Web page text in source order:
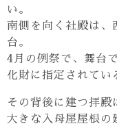
い。
南側を向く社殿は、
台。
4月の例祭で、舞台
化財に指定されてい
その背後に建つ拝殿
大きな入母屋屋根の